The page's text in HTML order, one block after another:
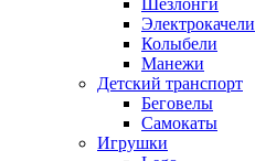
Шезлонги
Электрокачели
Колыбели
Манежи
Детский транспорт
Беговелы
Самокаты
Игрушки